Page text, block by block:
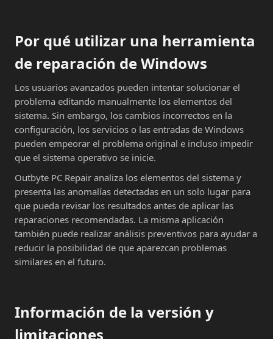
Por qué utilizar una herramienta
de reparación de Windows
Los usuarios avanzados pueden intentar solucionar el
problema editando manualmente los elementos del
sistema. Sin embargo, los cambios incorrectos en la
configuración, los servicios o las entradas de Windows
pueden empeorar el problema original e incluso impedir
que el sistema operativo se inicie.
Outbyte PC Repair analiza los elementos del sistema y
presenta las anomalías detectadas en un solo lugar para
que pueda revisar los resultados antes de aplicar las
reparaciones recomendadas. La misma aplicación
también puede realizar análisis preventivos para ayudar a
reducir la posibilidad de que aparezcan problemas
similares en el futuro.
Información de la versión y
limitaciones